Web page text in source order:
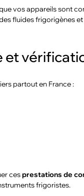
vos appareils sont
fluides frigorigènes
et
partout en France :
cesprestations de
frigoristes.